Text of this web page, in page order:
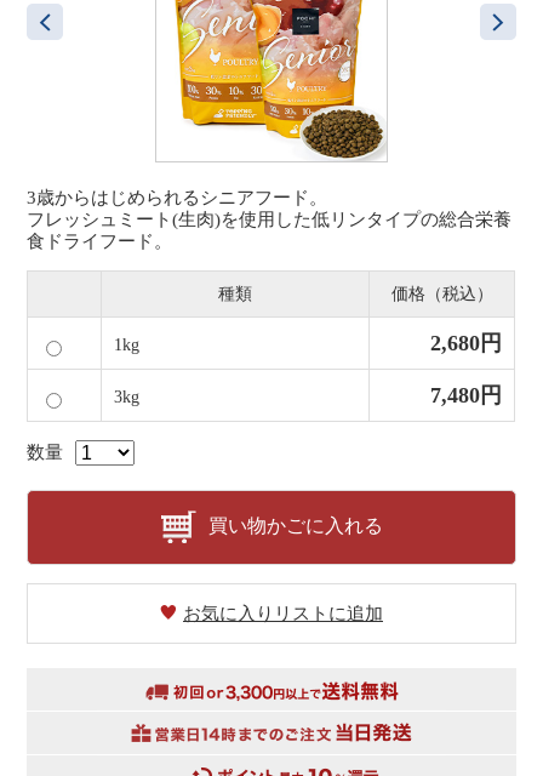
3歳からはじめられるシニアフード。
フレッシュミート(生肉)を使用した低リンタイプの総合栄養
食ドライフード。
種類 価格（税込）
1kg 2,680円
3kg 7,480円
数量
買い物かごに入れる
お気に入りリストに追加